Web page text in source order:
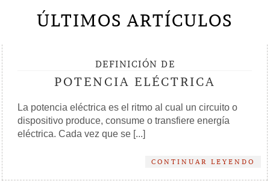
ÚLTIMOS ARTÍCULOS
DEFINICIÓN DE
POTENCIA ELÉCTRICA
La potencia eléctrica es el ritmo al cual un circuito o
dispositivo produce, consume o transfiere energía
eléctrica. Cada vez que se [...]
CONTINUAR LEYENDO